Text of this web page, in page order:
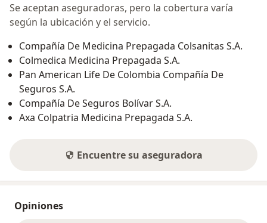
Se aceptan aseguradoras, pero la cobertura varía
según la ubicación y el servicio.
Compañía De Medicina Prepagada Colsanitas S.A.
Colmedica Medicina Prepagada S.A.
Pan American Life De Colombia Compañía De
Seguros S.A.
Compañía De Seguros Bolívar S.A.
Axa Colpatria Medicina Prepagada S.A.
Encuentre su aseguradora
Opiniones